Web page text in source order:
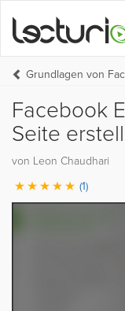
Grundlagen von
Facebook
Seite
von Leon Chaudhari
(1)